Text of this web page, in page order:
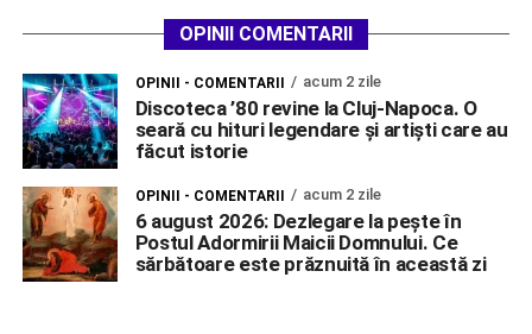
OPINII COMENTARII
OPINII - COMENTARII acum 2 zile
Discoteca ’80 revine la Cluj-Napoca. O
seară cu hituri legendare și artiști care au
făcut istorie
OPINII - COMENTARII acum 2 zile
6 august 2026: Dezlegare la pește în
Postul Adormirii Maicii Domnului. Ce
sărbătoare este prăznuită în această zi